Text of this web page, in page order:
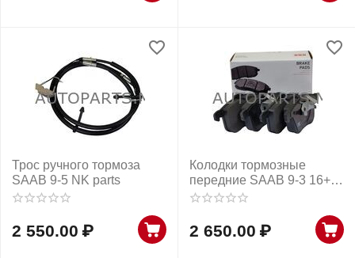
Трос ручного тормоза
SAAB 9-5 NK parts
2 550.00 ₽
Колодки тормозные
передние SAAB 9-3 16+
NK parts
2 650.00 ₽